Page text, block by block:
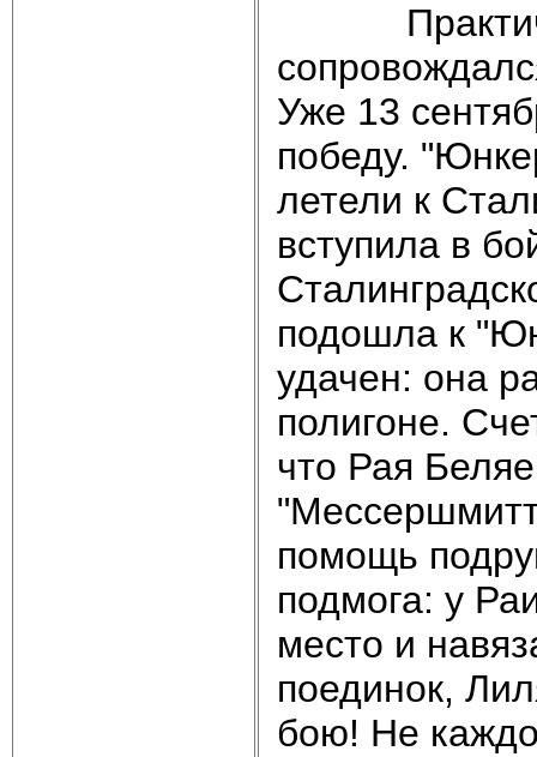
Уже 13
победу.
летели к
вступила в
подошла к
удачен: она
полигоне.
что Рая
помощь
подмога: у
место и
поединок,
бою! Не